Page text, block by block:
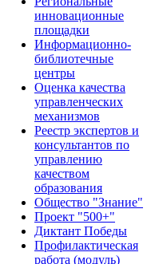
инновационные
площадки
Информационно-
библиотечные
центры
Оценка качества
управленческих
механизмов
Реестр экспертов и
консультантов по
управлению
качеством
образования
Общество "Знание"
Проект "500+"
Диктант Победы
Профилактическая
работа (модуль)